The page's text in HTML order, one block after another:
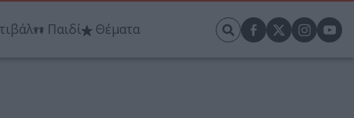
Παιδί Θέματα